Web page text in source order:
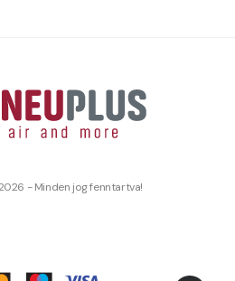
- Minden jog fenntartva!